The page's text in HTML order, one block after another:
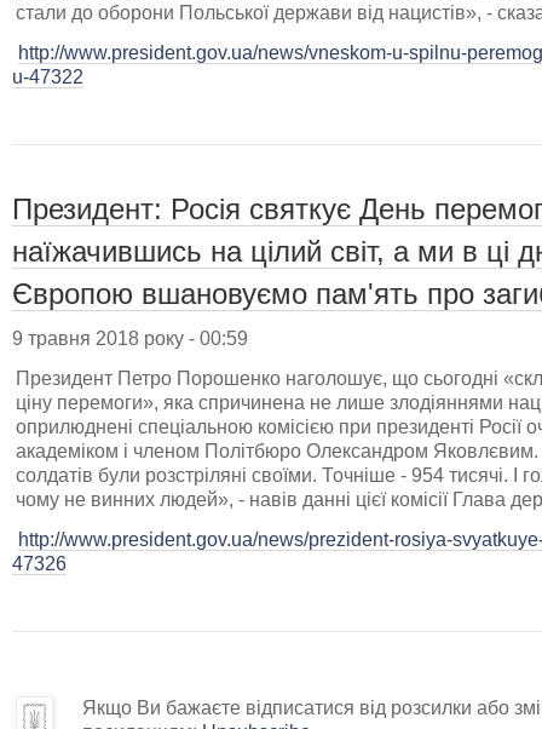
стали до оборони Польської держави від нацистів», -
http://www.president.gov.ua/news/vneskom-u-spilnu-
u-47322
Президент: Росія святкує День
наїжачившись на цілий світ, а ми в ці
Європою вшановуємо пам'ять про
9 травня 2018 року - 00:59
Президент Петро Порошенко наголошує, що сьогодні
ціну перемоги», яка спричинена не лише злодіяннями
оприлюднені спеціальною комісією при президенті
академіком і членом Політбюро Олександром
солдатів були розстріляні своїми. Точніше - 954 тисячі. І
чому не винних людей», - навів данні цієї комісії Глава
http://www.president.gov.ua/news/prezident-rosiya-
47326
Якщо Ви бажаєте відписатися від розсилки або